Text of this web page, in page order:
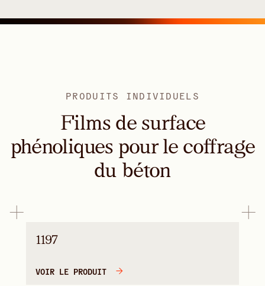
PRODUITS INDIVIDUELS
Films de surface
phénoliques pour le coffrage
du béton
1197
VOIR LE PRODUIT